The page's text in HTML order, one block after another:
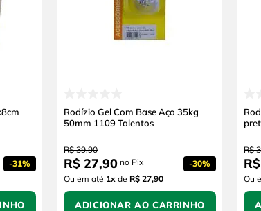
-31%
Rodízio Gel Com Base Aço 35kg
50mm 1109 Talentos
R$ 39,90
R$ 27,90 no Pix -30%
Ou em até 1x de R$ 27,90
ADICIONAR AO CARRINHO
R$
R$
Ou